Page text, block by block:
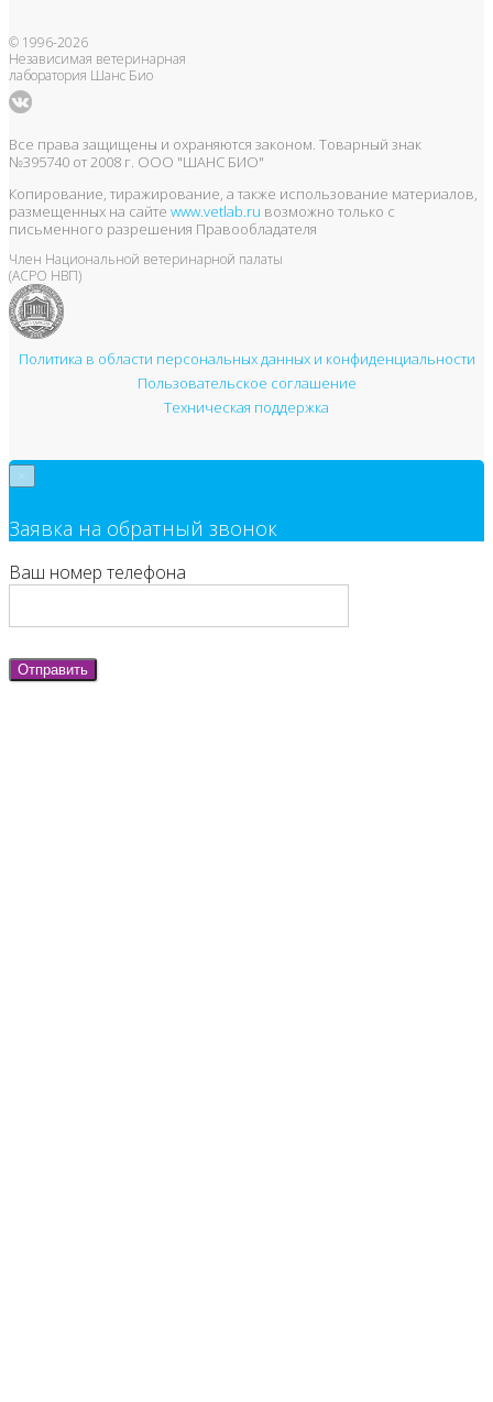
© 1996-2026
Независимая ветеринарная
лаборатория Шанс Био
Все права защищены и охраняются законом. Товарный знак
№395740 от 2008 г. ООО "ШАНС БИО"
Копирование, тиражирование, а также использование материалов,
размещенных на сайте www.vetlab.ru возможно только с
письменного разрешения Правообладателя
Член Национальной ветеринарной палаты
(АСРО НВП)
Политика в области персональных данных и конфиденциальности
Пользовательское соглашение
Техническая поддержка
Заявка на обратный звонок
Ваш номер телефона
Отправить